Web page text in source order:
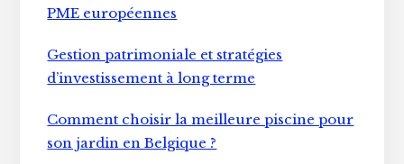
PME européennes
Gestion patrimoniale et stratégies
d’investissement à long terme
Comment choisir la meilleure piscine pour
son jardin en Belgique ?